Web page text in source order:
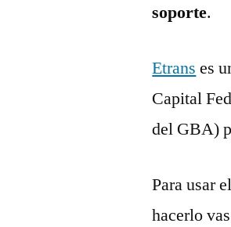
soporte.
Etrans es
Capital
del GBA)
Para usar
hacerlo